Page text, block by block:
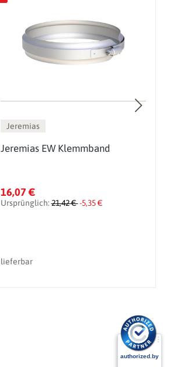
Jeremias
Jeremias EW Klemmband
16,07 €
Ursprünglich:21,42 €-5,35 €
lieferbar